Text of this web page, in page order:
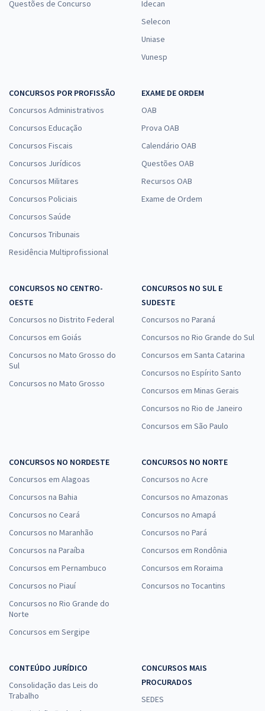
Questões de Concurso
Idecan
Selecon
Uniase
Vunesp
CONCURSOS POR PROFISSÃO
Concursos Administrativos
Concursos Educação
Concursos Fiscais
Concursos Jurídicos
Concursos Militares
Concursos Policiais
Concursos Saúde
Concursos Tribunais
Residência Multiprofissional
EXAME DE ORDEM
OAB
Prova OAB
Calendário OAB
Questões OAB
Recursos OAB
Exame de Ordem
CONCURSOS NO CENTRO-
OESTE
Concursos no Distrito Federal
Concursos em Goiás
Concursos no Mato Grosso do
Sul
Concursos no Mato Grosso
CONCURSOS NO SUL E
SUDESTE
Concursos no Paraná
Concursos no Rio Grande do Sul
Concursos em Santa Catarina
Concursos no Espírito Santo
Concursos em Minas Gerais
Concursos no Rio de Janeiro
Concursos em São Paulo
CONCURSOS NO NORDESTE
Concursos em Alagoas
Concursos na Bahia
Concursos no Ceará
Concursos no Maranhão
Concursos na Paraíba
Concursos em Pernambuco
Concursos no Piauí
Concursos no Rio Grande do
Norte
Concursos em Sergipe
CONCURSOS NO NORTE
Concursos no Acre
Concursos no Amazonas
Concursos no Amapá
Concursos no Pará
Concursos em Rondônia
Concursos em Roraima
Concursos no Tocantins
CONTEÚDO JURÍDICO
Consolidação das Leis do
Trabalho
CONCURSOS MAIS
PROCURADOS
SEDES